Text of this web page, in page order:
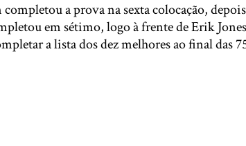
a prova na sexta colocação,
em sétimo, logo à frente de Erik
a lista dos dez melhores ao final das